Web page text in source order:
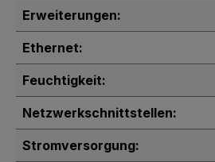
Erweiterungen:
Ethernet:
Feuchtigkeit:
Netzwerkschnittstellen:
Stromversorgung: